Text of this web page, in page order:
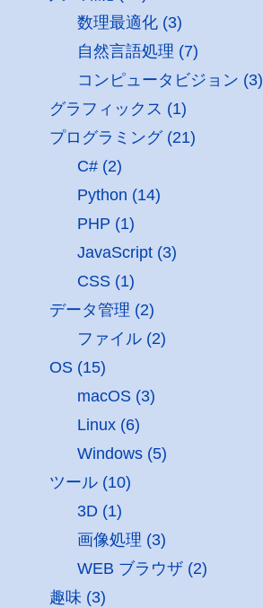
数理最適化 (3)
自然言語処理 (7)
コンピュータビジョン (3)
グラフィックス (1)
プログラミング (21)
C# (2)
Python (14)
PHP (1)
JavaScript (3)
CSS (1)
データ管理 (2)
ファイル (2)
OS (15)
macOS (3)
Linux (6)
Windows (5)
ツール (10)
3D (1)
画像処理 (3)
WEB ブラウザ (2)
趣味 (3)